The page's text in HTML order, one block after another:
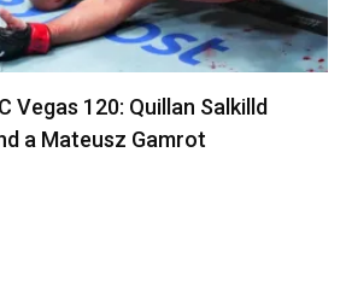
y remodelado UFC Meta